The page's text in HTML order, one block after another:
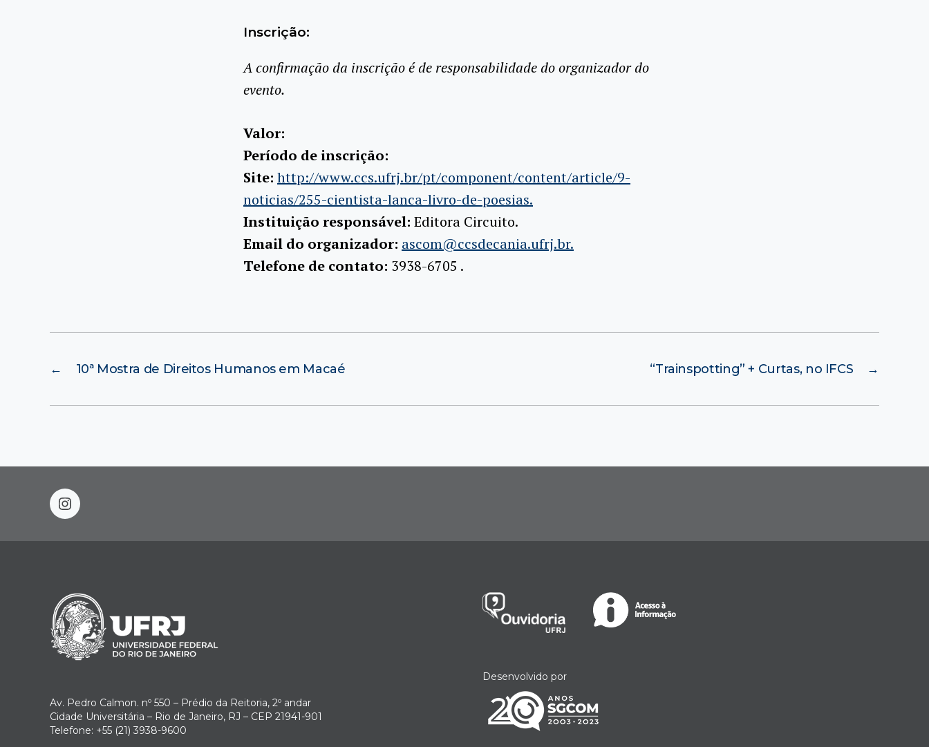
Inscrição:
A confirmação da inscrição é de responsabilidade do organizador do
evento.
Valor:
Período de inscrição:
Site: http://www.ccs.ufrj.br/pt/component/content/article/9-
noticias/255-cientista-lanca-livro-de-poesias.
Instituição responsável: Editora Circuito.
Email do organizador: ascom@ccsdecania.ufrj.br.
Telefone de contato: 3938-6705 .
← 10ª Mostra de Direitos Humanos em Macaé →
“Trainspotting” + Curtas, no IFCS
instagram
Av. Pedro Calmon. nº 550 – Prédio da Reitoria, 2º andar
Cidade Universitária – Rio de Janeiro, RJ – CEP 21941-901
Telefone: +55 (21) 3938-9600
Desenvolvido por